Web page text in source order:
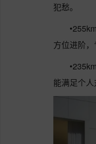
犯愁。
方位进阶
能满足个